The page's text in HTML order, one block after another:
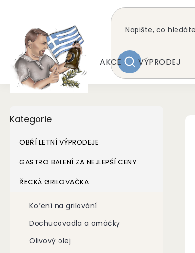
HLEDAT
AKCE VÝPRODEJ
o
kategorie
Kategorie
OBŘÍ LETNÍ VÝPRODEJE
GASTRO BALENÍ ZA NEJLEPŠÍ CENY
ŘECKÁ GRILOVAČKA
Koření na grilování
Dochucovadla a omáčky
Olivový olej